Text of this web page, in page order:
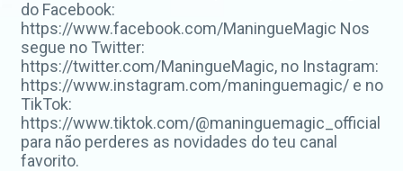
do Facebook:
https://www.facebook.com/ManingueMagic Nos
segue no Twitter:
https://twitter.com/ManingueMagic, no Instagram:
https://www.instagram.com/maninguemagic/ e no
TikTok:
https://www.tiktok.com/@maninguemagic_official
para não perderes as novidades do teu canal
favorito.